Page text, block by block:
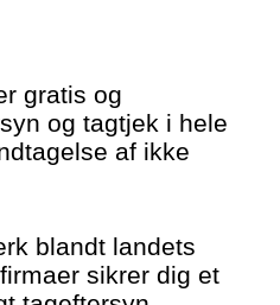
gratis og
og tagtjek i hele
af ikke
blandt landets
sikrer dig et